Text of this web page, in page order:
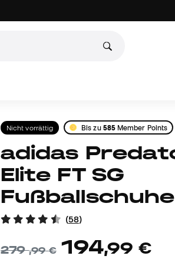
Nicht vorrättig Bis zu 585Member Points
adidas Predator
Elite FT SG
Fußballschuhe
(58)
279,99 € 194,99 €